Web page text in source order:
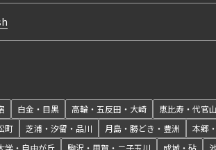
白金・目黒 高輪・五反田・大崎 恵比寿・代官
町 芝浦・汐留・品川 月島・勝どき・豊洲 本郷